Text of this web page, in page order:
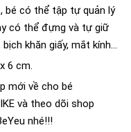
bé có thể tập tự quản lý
có thể đựng và tự giữ
khăn giấy, mắt kính...
6 cm.
mới về cho bé
và theo dõi shop
nhé!!!